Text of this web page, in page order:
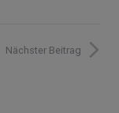
Nächster Beitrag